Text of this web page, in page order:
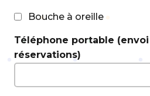
Bouche à oreille
Téléphone portable
réservations)